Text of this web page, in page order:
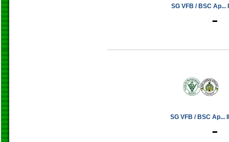
SG VFB / BSC Ap...
-
SG VFB / BSC Ap...
-